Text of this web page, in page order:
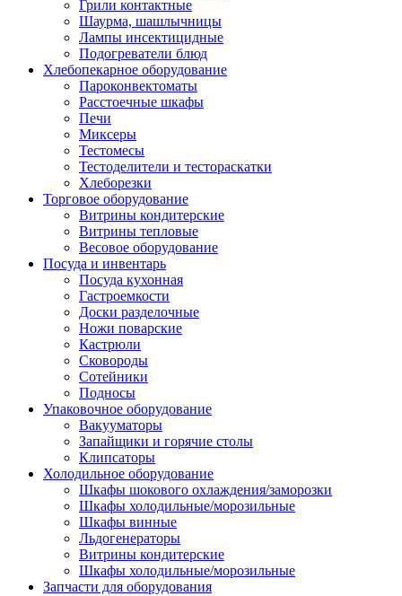
Грили контактные
Шаурма, шашлычницы
Лампы инсектицидные
Подогреватели блюд
Хлебопекарное оборудование
Пароконвектоматы
Расстоечные шкафы
Печи
Миксеры
Тестомесы
Тестоделители и тестораскатки
Хлеборезки
Торговое оборудование
Витрины кондитерские
Витрины тепловые
Весовое оборудование
Посуда и инвентарь
Посуда кухонная
Гастроемкости
Доски разделочные
Ножи поварские
Кастрюли
Сковороды
Сотейники
Подносы
Упаковочное оборудование
Вакууматоры
Запайщики и горячие столы
Клипсаторы
Холодильное оборудование
Шкафы шокового охлаждения/заморозки
Шкафы холодильные/морозильные
Шкафы винные
Льдогенераторы
Витрины кондитерские
Шкафы холодильные/морозильные
Запчасти для оборудования